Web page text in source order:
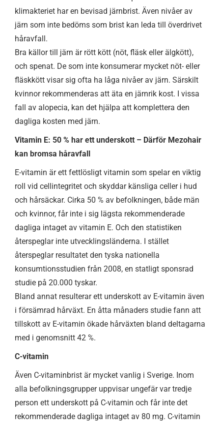
klimakteriet har en bevisad järnbrist. Även nivåer av
järn som inte bedöms som brist kan leda till överdrivet
håravfall.
Bra källor till järn är rött kött (nöt, fläsk eller älgkött),
och spenat. De som inte konsumerar mycket nöt- eller
fläskkött visar sig ofta ha låga nivåer av järn. Särskilt
kvinnor rekommenderas att äta en järnrik kost. I vissa
fall av alopecia, kan det hjälpa att komplettera den
dagliga kosten med järn.
Vitamin E: 50 % har ett underskott – Därför Mezohair
kan bromsa håravfall
E-vitamin är ett fettlösligt vitamin som spelar en viktig
roll vid cellintegritet och skyddar känsliga celler i hud
och hårsäckar. Cirka 50 % av befolkningen, både män
och kvinnor, får inte i sig lägsta rekommenderade
dagliga intaget av vitamin E. Och den statistiken
återspeglar inte utvecklingsländerna. I stället
återspeglar resultatet den tyska nationella
konsumtionsstudien från 2008, en statligt sponsrad
studie på 20.000 tyskar.
Bland annat resulterar ett underskott av E-vitamin även
i försämrad hårväxt. En åtta månaders studie fann att
tillskott av E-vitamin ökade hårväxten bland deltagarna
med i genomsnitt 42 %.
C-vitamin
Även C-vitaminbrist är mycket vanlig i Sverige. Inom
alla befolkningsgrupper uppvisar ungefär var tredje
person ett underskott på C-vitamin och får inte det
rekommenderade dagliga intaget av 80 mg. C-vitamin